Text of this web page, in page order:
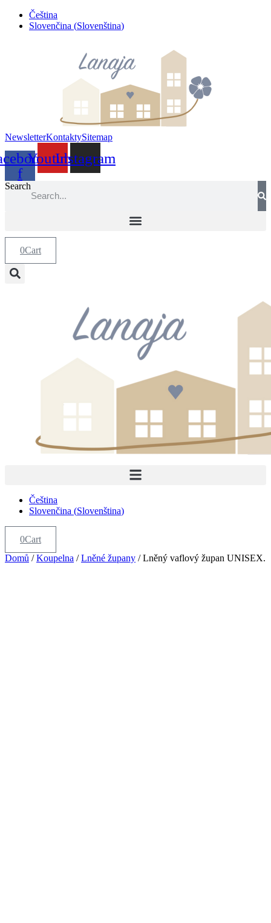
Přejít
Čeština
Slovenčina (Slovenština)
NewsletterKontaktySitemap
f
YoutubeInstagram
Search
0Cart
Čeština
Slovenčina (Slovenština)
0Cart
Domů /Koupelna /Lněné župany / Lněný vaflový župan UNISEX.